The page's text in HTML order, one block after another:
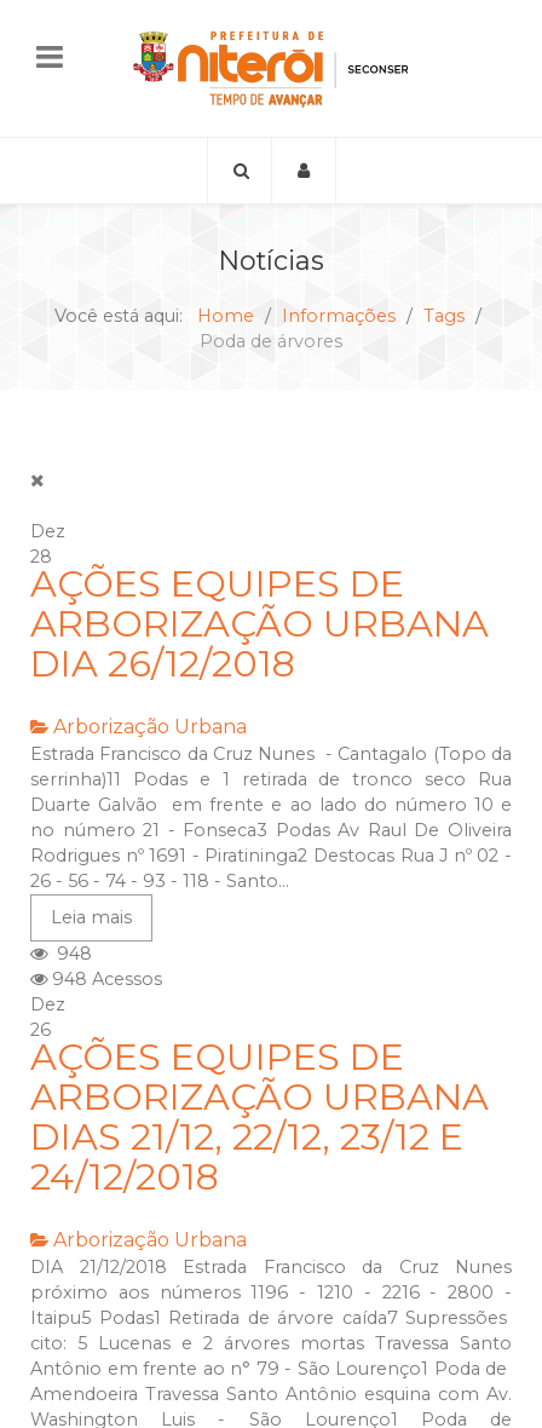
Notícias
Você está aqui: Home Informações
Tags
Poda de árvores
Dez
28
AÇÕES EQUIPES DE
ARBORIZAÇÃO URBANA
DIA 26/12/2018
Arborização Urbana
Estrada Francisco da Cruz Nunes - Cantagalo (Topo da
serrinha)11 Podas e 1 retirada de tronco seco Rua
Duarte Galvão em frente e ao lado do número 10 e
no número 21 - Fonseca3 Podas Av Raul De Oliveira
Rodrigues nº 1691 - Piratininga2 Destocas Rua J nº 02 -
26 - 56 - 74 - 93 - 118 - Santo...
Leia mais
948
948 Acessos
Dez
26
AÇÕES EQUIPES DE
ARBORIZAÇÃO URBANA
DIAS 21/12, 22/12, 23/12 E
24/12/2018
Arborização Urbana
DIA 21/12/2018 Estrada Francisco da Cruz Nunes
próximo aos números 1196 - 1210 - 2216 - 2800 -
Itaipu5 Podas1 Retirada de árvore caída7 Supressões
cito: 5 Lucenas e 2 árvores mortas Travessa Santo
Antônio em frente ao n° 79 - São Lourenço1 Poda de
Amendoeira Travessa Santo Antônio esquina com Av.
Washington Luis - São Lourenço1 Poda de